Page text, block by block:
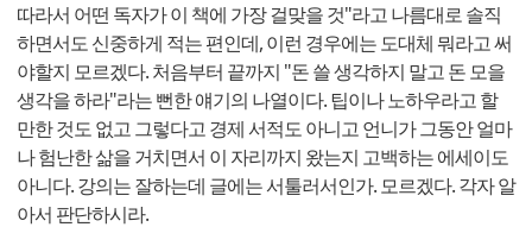
따라서 어떤 독자가 이 책에 가장 걸맞을 것"라고 나름대로 솔직
하면서도 신중하게 적는 편인데, 이런 경우에는 도대체 뭐라고 써
야할지 모르겠다. 처음부터 끝까지 "돈 쓸 생각하지 말고 돈 모을
생각을 하라"라는 뻔한 얘기의 나열이다. 팁이나 노하우라고 할
만한 것도 없고 그렇다고 경제 서적도 아니고 언니가 그동안 얼마
나 험난한 삶을 거치면서 이 자리까지 왔는지 고백하는 에세이도
아니다. 강의는 잘하는데 글에는 서툴러서인가. 모르겠다. 각자 알
아서 판단하시라.